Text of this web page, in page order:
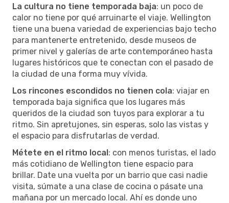
La cultura no tiene temporada baja: un poco de
calor no tiene por qué arruinarte el viaje. Wellington
tiene una buena variedad de experiencias bajo techo
para mantenerte entretenido, desde museos de
primer nivel y galerías de arte contemporáneo hasta
lugares históricos que te conectan con el pasado de
la ciudad de una forma muy vívida.
Los rincones escondidos no tienen cola: viajar en
temporada baja significa que los lugares más
queridos de la ciudad son tuyos para explorar a tu
ritmo. Sin apretujones, sin esperas, solo las vistas y
el espacio para disfrutarlas de verdad.
Métete en el ritmo local: con menos turistas, el lado
más cotidiano de Wellington tiene espacio para
brillar. Date una vuelta por un barrio que casi nadie
visita, súmate a una clase de cocina o pásate una
mañana por un mercado local. Ahí es donde uno